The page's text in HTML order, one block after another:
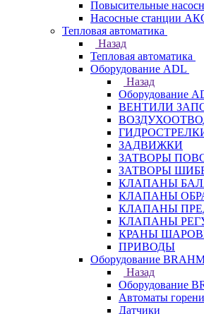
Повысительные
Насосные станции
Тепловая автоматика
Назад
Тепловая автоматика
Оборудование ADL
Назад
Оборудование
ВЕНТИЛИ
ЗАДВИЖКИ
ЗАТВОРЫ
ЗАТВОРЫ
КЛАПАНЫ
КЛАПАНЫ
КЛАПАНЫ
КЛАПАНЫ
КРАНЫ
ПРИВОДЫ
Оборудование
Назад
Оборудование
Автоматы
Датчики